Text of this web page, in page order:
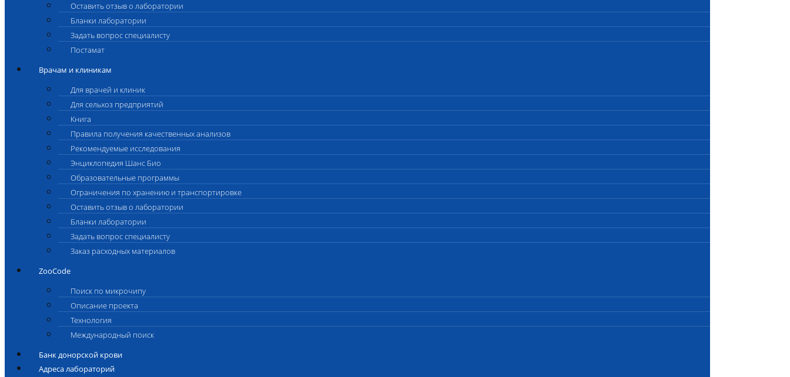
Оставить отзыв о лаборатории
Бланки лаборатории
Задать вопрос специалисту
Постамат
Врачам и клиникам
Для врачей и клиник
Для сельхоз предприятий
Книга
Правила получения качественных анализов
Рекомендуемые исследования
Энциклопедия Шанс Био
Образовательные программы
Ограничения по хранению и транспортировке
Оставить отзыв о лаборатории
Бланки лаборатории
Задать вопрос специалисту
Заказ расходных материалов
ZooCode
Поиск по микрочипу
Описание проекта
Технология
Международный поиск
Банк донорской крови
Адреса лабораторий